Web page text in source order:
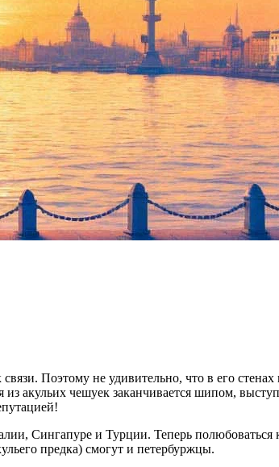
Поэтому не удивительно, что в его
акульих чешуек заканчивается шипом,
Сингапуре и Турции. Теперь полюбоваться
предка) смогут и петербуржцы.